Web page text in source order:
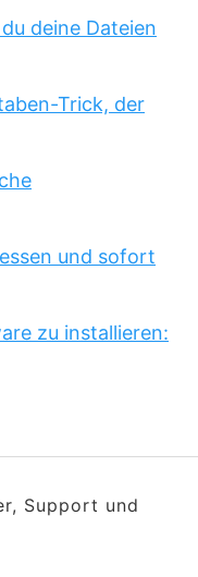
deine Dateien
Trick, der
und sofort
zu installieren:
Support und